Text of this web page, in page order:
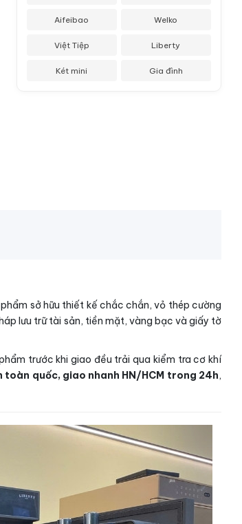
Aifeibao Welko
Việt Tiệp Liberty
Két mini Gia đình
sở hữu thiết kế chắc chắn, vỏ thép cường
lưu trữ tài sản, tiền mặt, vàng bạc và giấy tờ
trước khi giao đều trải qua kiểm tra cơ khí
toàn quốc, giao nhanh HN/HCM trong 24h,